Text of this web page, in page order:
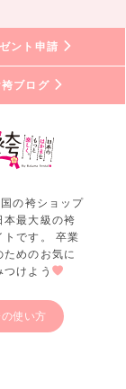
ント申請
ブログ
の袴ショップ
本最大級の袴
トです。 卒業
ためのお気に
つけよう
使い方